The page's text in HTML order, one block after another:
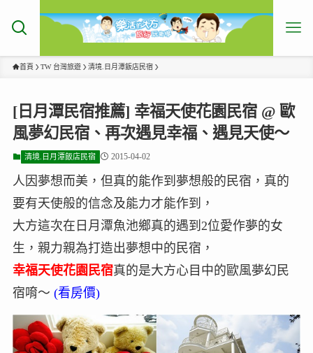
首頁 TW 台灣旅遊 清境.日月潭飯店民宿
[日月潭民宿推薦] 幸福天使花園民宿 @ 歐
風夢幻民宿、再次遇見幸福、遇見天使～
清境.日月潭飯店民宿 2015-04-02
人因夢想而美，但真的能作到夢想般的民宿，真的
要有天使般的信念及能力才能作到，
大方這次在日月潭魚池鄉真的遇到2位愛作夢的女
生，親力親為打造出夢想中的民宿，
幸福天使花園民宿真的是大方心目中的歐風夢幻民
宿唷～ (看房價)